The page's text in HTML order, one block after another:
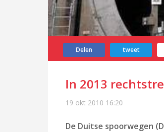
Delen tweet
In 2013
19 okt 2010 16:20
De Duitse spoorwegen